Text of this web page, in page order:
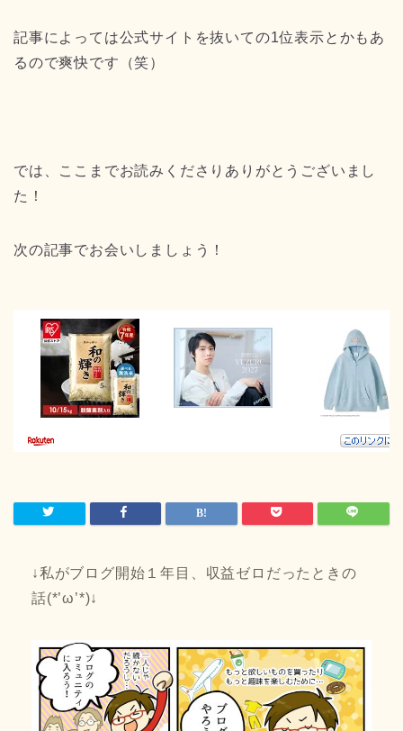
記事によっては公式サイトを抜いての1位表示とかもあ
るので爽快です（笑）
では、ここまでお読みくださりありがとうございまし
た！
次の記事でお会いしましょう！
↓私がブログ開始１年目、収益ゼロだったときの
話(*’ω’*)↓